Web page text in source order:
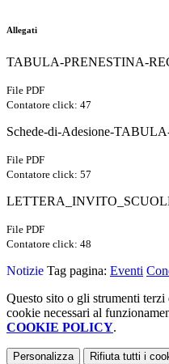
Allegati
TABULA-PRENESTINA-
File PDF
Contatore click: 47
Schede-di-Adesione-
File PDF
Contatore click: 57
File PDF
Contatore click: 48
Notizie Tag pagina: Eventi
Questo sito o gli strumenti
cookie necessari al
COOKIE POLICY.
Personalizza Rifiuta tutti i